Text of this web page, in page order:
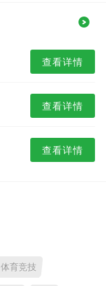
查看详情
查看详情
查看详情
体育竞技